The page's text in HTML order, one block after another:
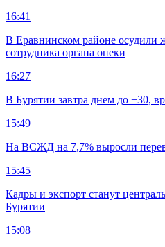
16:41
В Еравнинском районе
сотрудника органа опеки
16:27
В Бурятии завтра днем до +30,
15:49
На ВСЖД на 7,7% выросли
15:45
Кадры и экспорт станут
Бурятии
15:08